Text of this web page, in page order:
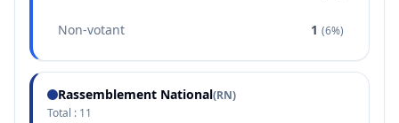
Non-votant 1 (6%)
Rassemblement National(RN)
Total : 11